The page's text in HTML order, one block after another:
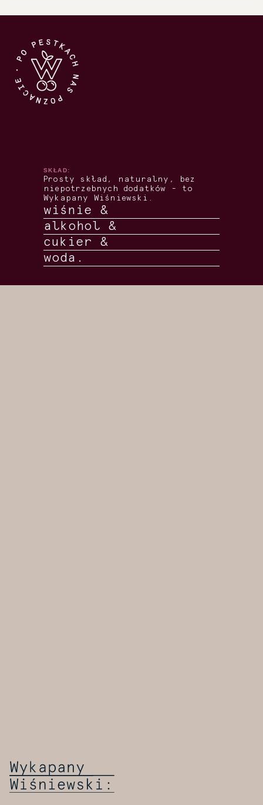
SKŁAD:
Prosty skład, naturalny, bez
niepotrzebnych dodatków - to
Wykapany Wiśniewski.
wiśnie &
alkohol &
cukier &
woda.